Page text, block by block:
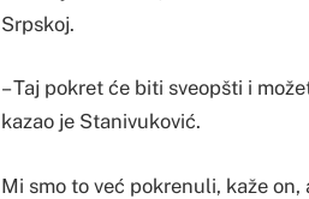
Srpskoj.
– Taj pokret će biti sveopšti i
kazao je Stanivuković.
Mi smo to već pokrenuli, kaže